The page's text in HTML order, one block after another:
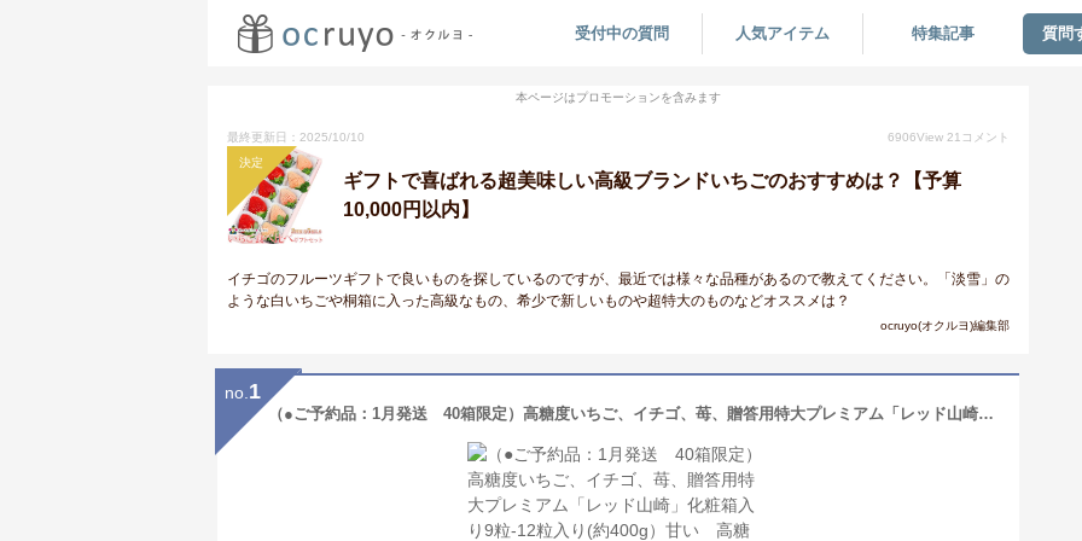
受付中の質問 人気アイテム 特集記事 質問
本ページはプロモーションを含みます
最終更新日：2025/10/10 6906View 21 コメント
決定
ギフトで喜ばれる超美味しい高級ブランドいちごのおすすめは？【予算
10,000円以内】
イチゴのフルーツギフトで良いものを探しているのですが、最近では様々な品種があるので教えてください。「淡雪」の
ような白いちごや桐箱に入った高級なもの、希少で新しいものや超特大のものなどオススメは？
ocruyo(オクルヨ)編集部
no. 1
（●ご予約品：1月発送 40箱限定）高糖度いちご、イチゴ、苺、贈答用特大プレミアム「レッド山崎」化粧箱入り9粒-12粒入り(約400g）甘い 高糖度 濃厚 超高級 減農薬ホワイトデーギフトにも最適合格祝い【楽ギフ_のし】【楽ギフ_のし宛書】